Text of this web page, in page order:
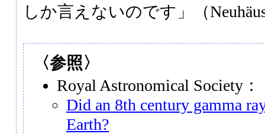
しか言えないのです」（
〈参照〉
Royal Astronomical Society：
Did an 8th century gamma
Earth?